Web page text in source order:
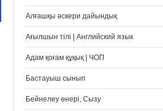
Алғашқы әскери дайындық
Ағылшын тілі | Английский язык
Адам қоғам құқық | ЧОП
Бастауыш сынып
Бейнелеу өнері, Сызу